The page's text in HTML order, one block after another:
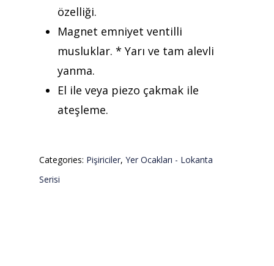
özelliği.
Magnet emniyet ventilli
musluklar. * Yarı ve tam alevli
yanma.
El ile veya piezo çakmak ile
ateşleme.
Categories: Pişiriciler, Yer Ocakları - Lokanta
Serisi